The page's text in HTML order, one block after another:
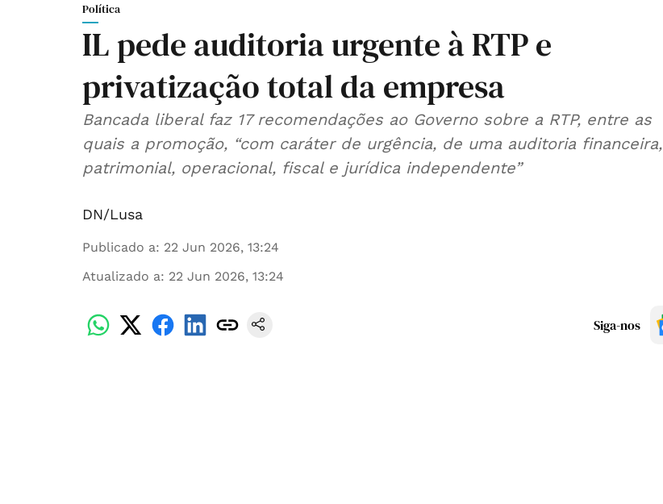
Política
IL pede auditoria urgente à RTP e
privatização total da empresa
Bancada liberal faz 17 recomendações ao Governo sobre a RTP, entre as
quais a promoção, “com caráter de urgência, de uma auditoria financeira,
patrimonial, operacional, fiscal e jurídica independente”
DN/Lusa
Publicado a: 22 Jun 2026, 13:24
Atualizado a: 22 Jun 2026, 13:24
Siga-nos